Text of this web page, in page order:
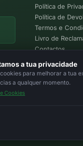
Política de
Política de
Termos e
Livro de
Contactos
a tua privacidade
para melhorar a tua
a qualquer momento.
Cookies